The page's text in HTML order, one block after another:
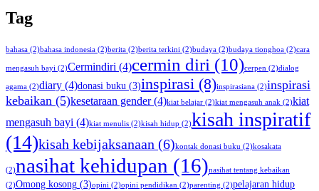
Tag
bahasa (2)bahasa indonesia (2)berita (2)berita terkini (2)budaya (2)budaya tionghoa (2)cara
mengasuh bayi (2)Cermindiri (4)cermin diri (10)cerpen (2)dialog
agama (2)diary (4)donasi buku (3)inspirasi (8)inspirasiana (2)inspirasi
kebaikan (5)kesetaraan gender(4)kiat belajar (2)kiat mengasuh anak (2)kiat
mengasuh bayi (4)kiat menulis (2)kisah hidup (2)kisah inspiratif
(14)kisah kebijaksanaan (6)kontak donasi buku (2)kosakata
(2)nasihat kehidupan (16)nasihat tentang kebaikan
(2)Omong kosong (3)opini (2)opini pendidikan (2)parenting (2)pelajaran hidup